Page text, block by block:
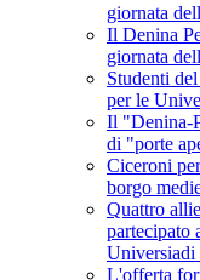
giornata
Il Denina
giornata
Studenti
per le
Il "Denina-
di "porte
Ciceroni
borgo
Quattro
partecipato
L'offerta